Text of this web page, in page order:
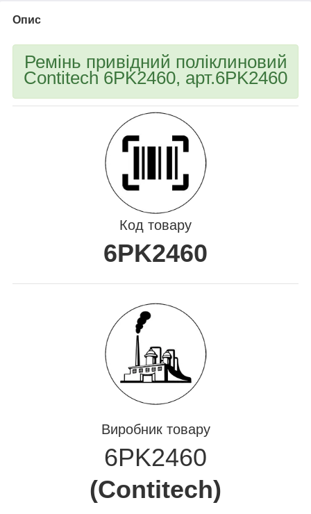
Опис
Ремінь привідний поліклиновий
Contitech 6PK2460, арт.6PK2460
Код товару
6PK2460
Виробник товару
6PK2460
(Contitech)